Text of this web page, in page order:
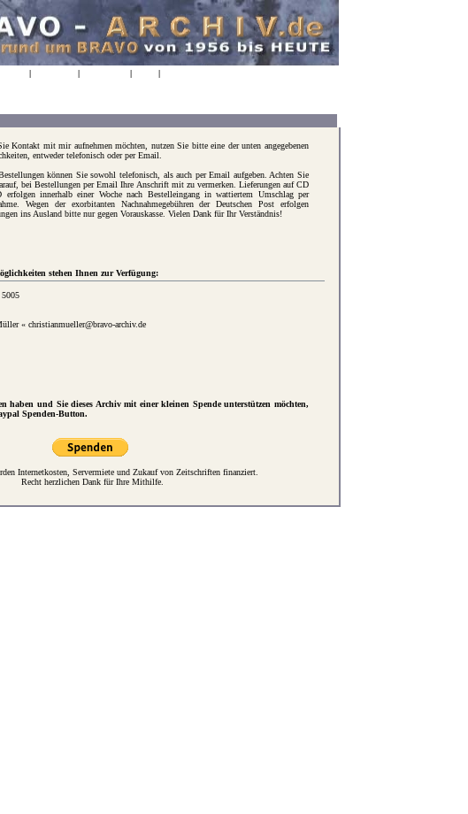
| | | |
Kontakt mit mir aufnehmen möchten, nutzen Sie bitte eine der unten angegebenen
entweder telefonisch oder per Email.
können Sie sowohl telefonisch, als auch per Email aufgeben. Achten Sie
bei Bestellungen per Email Ihre Anschrift mit zu vermerken. Lieferungen auf CD
innerhalb einer Woche nach Bestelleingang in wattiertem Umschlag per
Wegen der exorbitanten Nachnahmegebühren der Deutschen Post erfolgen
ins Ausland bitte nur gegen Vorauskasse. Vielen Dank für Ihr Verständnis!
stehen Ihnen zur Verfügung:
« christianmueller@bravo-archiv.de
haben und Sie dieses Archiv mit einer kleinen Spende unterstützen möchten,
Spenden-Button.
Internetkosten, Servermiete und Zukauf von Zeitschriften finanziert.
Recht herzlichen Dank für Ihre Mithilfe.